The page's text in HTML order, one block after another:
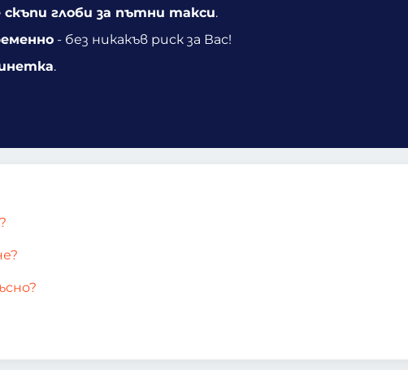
глоби за пътни такси.
- без никакъв риск за Вас!
.